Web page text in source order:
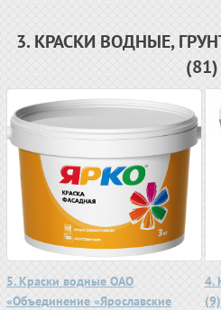
3. КРАСКИ ВОДНЫЕ,
(81)
5. Краски водные ОАО
«Объединение «Ярославские
4.
(9)